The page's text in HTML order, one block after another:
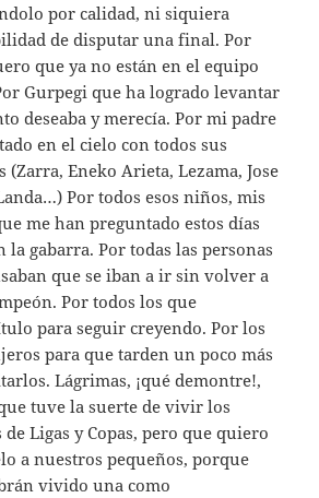
por calidad, ni siquiera
de disputar una final. Por
que ya no están en el equipo
Gurpegi que ha logrado levantar
deseaba y merecía. Por mi padre
en el cielo con todos sus
Eneko Arieta, Lezama, Jose
Por todos esos niños, mis
me han preguntado estos días
la gabarra. Por todas las personas
que se iban a ir sin volver a
Por todos los que
para seguir creyendo. Por los
para que tarden un poco más
Lágrimas, ¡qué demontre!,
tuve la suerte de vivir los
Ligas y Copas, pero que quiero
a nuestros pequeños, porque
vivido una como